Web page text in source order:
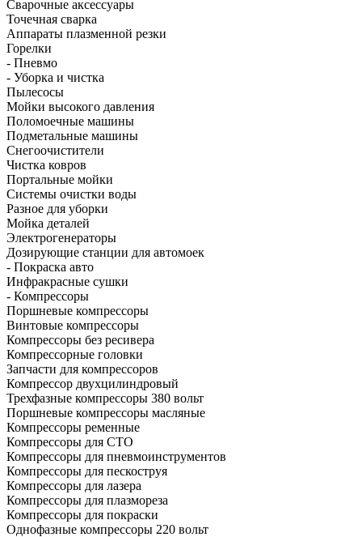
Сварочные аксессуары
Точечная сварка
Аппараты плазменной резки
Горелки
- Пневмо
- Уборка и чистка
Пылесосы
Мойки высокого давления
Поломоечные машины
Подметальные машины
Снегоочистители
Чистка ковров
Портальные мойки
Системы очистки воды
Разное для уборки
Мойка деталей
Электрогенераторы
Дозирующие станции для автомоек
- Покраска авто
Инфракрасные сушки
- Компрессоры
Поршневые компрессоры
Винтовые компрессоры
Компрессоры без ресивера
Компрессорные головки
Запчасти для компрессоров
Компрессор двухцилиндровый
Трехфазные компрессоры 380 вольт
Поршневые компрессоры масляные
Компрессоры ременные
Компрессоры для СТО
Компрессоры для пневмоинструментов
Компрессоры для пескоструя
Компрессоры для лазера
Компрессоры для плазмореза
Компрессоры для покраски
Однофазные компрессоры 220 вольт